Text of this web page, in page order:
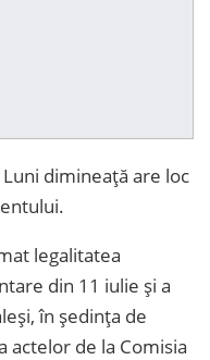
dimineață are loc
legalitatea
din 11 iulie și a
în ședința de
actelor de la Comisia